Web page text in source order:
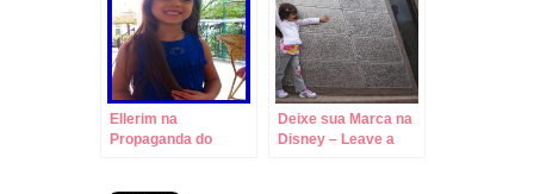
Ellerim na
Propaganda do
Deixe sua Marca na
Disney – Leave a